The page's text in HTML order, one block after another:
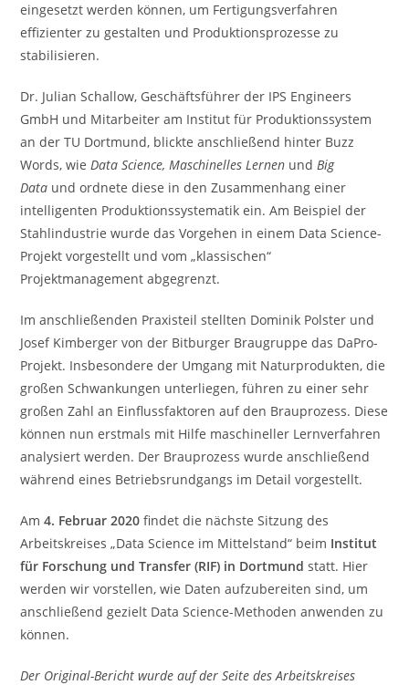
eingesetzt werden können, um Fertigungsverfahren
effizienter zu gestalten und Produktionsprozesse zu
stabilisieren.
Dr. Julian Schallow, Geschäftsführer der IPS Engineers
GmbH und Mitarbeiter am Institut für Produktionssystem
an der TU Dortmund, blickte anschließend hinter Buzz
Words, wieData Science, Maschinelles Lernen undBig
Data und ordnete diese in den Zusammenhang einer
intelligenten Produktionssystematik ein. Am Beispiel der
Stahlindustrie wurde das Vorgehen in einem Data Science-
Projekt vorgestellt und vom „klassischen“
Projektmanagement abgegrenzt.
Im anschließenden Praxisteil stellten Dominik Polster und
Josef Kimberger von der Bitburger Braugruppe das DaPro-
Projekt. Insbesondere der Umgang mit Naturprodukten, die
großen Schwankungen unterliegen, führen zu einer sehr
großen Zahl an Einflussfaktoren auf den Brauprozess. Diese
können nun erstmals mit Hilfe maschineller Lernverfahren
analysiert werden. Der Brauprozess wurde anschließend
während eines Betriebsrundgangs im Detail vorgestellt.
Am4. Februar 2020 findet die nächste Sitzung des
Arbeitskreises „Data Science im Mittelstand“ beim Institut
für Forschung und Transfer (RIF) in Dortmundstatt. Hier
werden wir vorstellen, wie Daten aufzubereiten sind, um
anschließend gezielt Data Science-Methoden anwenden zu
können.
Der Original-Bericht wurde auf der Seite des Arbeitskreises